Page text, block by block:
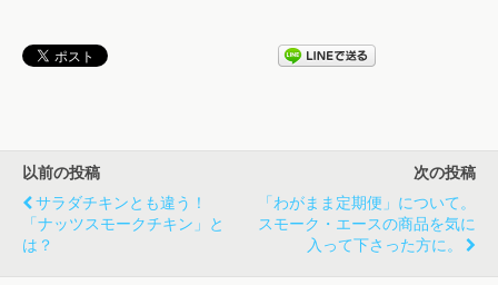
以前の投稿
サラダチキンとも違う！
「ナッツスモークチキン」と
は？
次の投稿
「わがまま定期便」について。
スモーク・エースの商品を気に
入って下さった方に。